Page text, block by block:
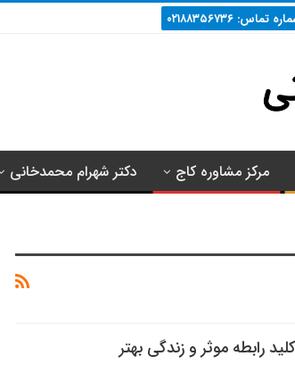
تماس: ۰۲۱۸۸۳۵۶۷۳۶
مرکز مشاوره کاج دکتر شهرام محمدخانی
رابطه موثر و زندگی بهتر